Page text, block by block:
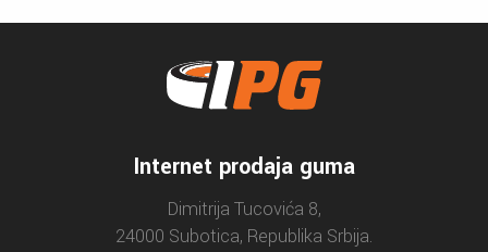
Internet prodaja guma
Dimitrija Tucovića 8,
24000 Subotica, Republika Srbija.